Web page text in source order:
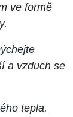
ve formě
a vzduch se
tepla.